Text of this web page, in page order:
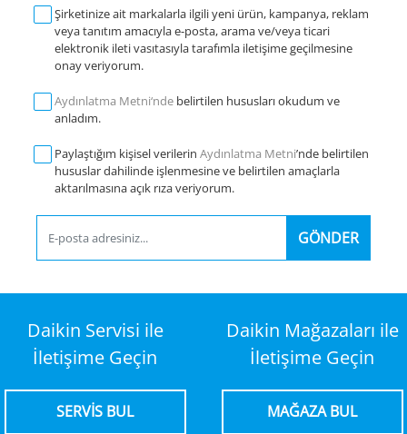
Şirketinize ait markalarla ilgili yeni ürün, kampanya, reklam
veya tanıtım amacıyla e-posta, arama ve/veya ticari
elektronik ileti vasıtasıyla tarafımla iletişime geçilmesine
onay veriyorum.
Aydınlatma Metni‘nde belirtilen hususları okudum ve
anladım.
Paylaştığım kişisel verilerin Aydınlatma Metni’nde belirtilen
hususlar dahilinde işlenmesine ve belirtilen amaçlarla
aktarılmasına açık rıza veriyorum.
GÖNDER
Daikin Servisi ile
İletişime Geçin
SERVİS BUL
Daikin Mağazaları ile
İletişime Geçin
MAĞAZA BUL